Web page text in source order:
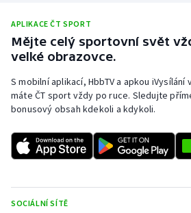
APLIKACE ČT SPORT
Mějte celý sportovní svět
velké obrazovce.
S mobilní aplikací, HbbTV a apkou
máte ČT sport vždy po ruce. Sledujte
bonusový obsah kdekoli a kdykoli.
SOCIÁLNÍ SÍTĚ